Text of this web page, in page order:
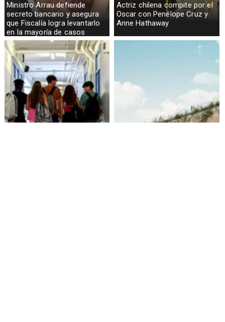
Ministro Arrau defiende
secreto bancario y asegura
que Fiscalía logra levantarlo
en la mayoría de casos
Actriz chilena compite por el
Oscar con Penélope Cruz y
Anne Hathaway